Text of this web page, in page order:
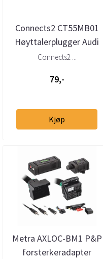
Connects2 CT55MB01
Høyttalerplugger Audi
BMW Mercedes Mini
Connects2 ...
79,-
Kjøp
Metra AXLOC-BM1 P&P
forsterkeradapter